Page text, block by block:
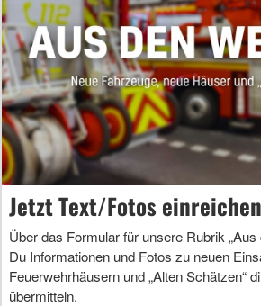
Jetzt Text/Fotos
Über das Formular für unsere Rubrik
Du Informationen und Fotos zu neuen
Feuerwehrhäusern und „Alten Schätzen“
übermitteln.